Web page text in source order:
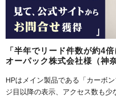
「半年でリード件数が約4倍
オーパック株式会社様（神
HPはメイン製品である「カーボ
ジ目以降の表示、アクセス数も少